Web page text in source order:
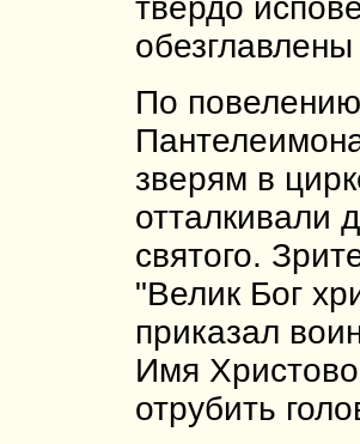
твердо
По
зверям в
отталкивали
святого.
"Велик Бог
приказал
Имя
отрубить